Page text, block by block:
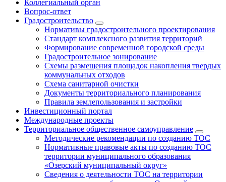
Коллегиальный орган
Вопрос-ответ
Градостроительство
Нормативы градостроительного проектирования
Стандарт комплексного развития территорий
Формирование современной городской среды
Градостроительное зонирование
Схемы размещения площадок накопления твердых
коммунальных отходов
Схема санитарной очистки
Документы территориального планирования
Правила землепользования и застройки
Инвестиционный портал
Международные проекты
Территориальное общественное самоуправление
Методические рекомендации по созданию ТОС
Нормативные правовые акты по созданию ТОС
территории муниципального образования
«Озерский муниципальный округ»
Сведения о деятельности ТОС на территории